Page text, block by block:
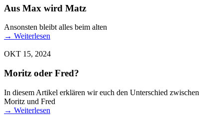
Aus Max wird Matz
Ansonsten bleibt alles beim alten
→ Weiterlesen
OKT 15, 2024
Moritz oder Fred?
In diesem Artikel erklären wir euch den Unterschied zwischen
Moritz und Fred
→ Weiterlesen